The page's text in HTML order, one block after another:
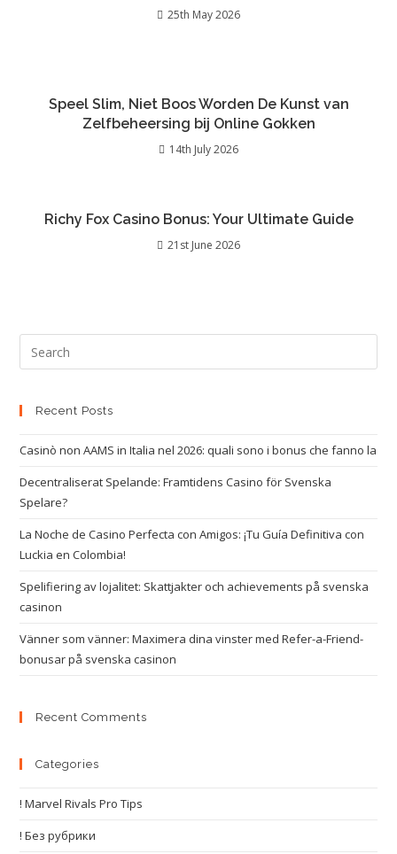
25th May 2026
Speel Slim, Niet Boos Worden De Kunst van
Zelfbeheersing bij Online Gokken
14th July 2026
Richy Fox Casino Bonus: Your Ultimate Guide
21st June 2026
Recent Posts
Casinò non AAMS in Italia nel 2026: quali sono i bonus che fanno la
Decentraliserat Spelande: Framtidens Casino för Svenska
Spelare?
La Noche de Casino Perfecta con Amigos: ¡Tu Guía Definitiva con
Luckia en Colombia!
Spelifiering av lojalitet: Skattjakter och achievements på svenska
casinon
Vänner som vänner: Maximera dina vinster med Refer-a-Friend-
bonusar på svenska casinon
Recent Comments
Categories
! Marvel Rivals Pro Tips
! Без рубрики